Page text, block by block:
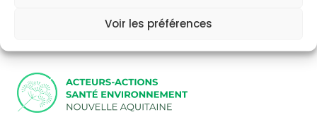
Voir les préférences